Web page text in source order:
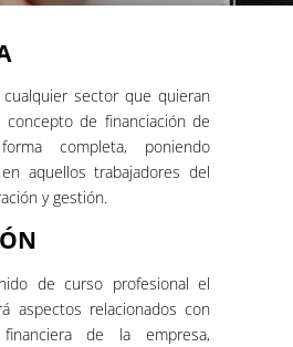
cualquier sector que quieran
de financiación de
completa, poniendo
aquellos trabajadores del
y gestión.
de curso profesional el
aspectos relacionados con
de la empresa,